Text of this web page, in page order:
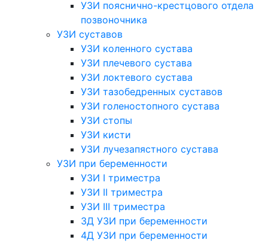
УЗИ пояснично-крестцового отдела
позвоночника
УЗИ суставов
УЗИ коленного сустава
УЗИ плечевого сустава
УЗИ локтевого сустава
УЗИ тазобедренных суставов
УЗИ голеностопного сустава
УЗИ стопы
УЗИ кисти
УЗИ лучезапястного сустава
УЗИ при беременности
УЗИ I триместра
УЗИ II триместра
УЗИ III триместра
3Д УЗИ при беременности
4Д УЗИ при беременности